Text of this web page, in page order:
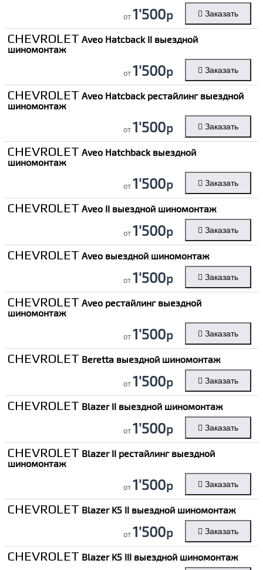
от1'500р Заказать
CHEVROLET Aveo Hatcback II выездной
шиномонтаж
от1'500р Заказать
CHEVROLET Aveo Hatcback рестайлинг выездной
шиномонтаж
от1'500р Заказать
CHEVROLET Aveo Hatchback выездной
шиномонтаж
от1'500р Заказать
CHEVROLET Aveo II выездной шиномонтаж
от1'500р Заказать
CHEVROLET Aveo выездной шиномонтаж
от1'500р Заказать
CHEVROLET Aveo рестайлинг выездной
шиномонтаж
от1'500р Заказать
CHEVROLET Beretta выездной шиномонтаж
от1'500р Заказать
CHEVROLET Blazer II выездной шиномонтаж
от1'500р Заказать
CHEVROLET Blazer II рестайлинг выездной
шиномонтаж
от1'500р Заказать
CHEVROLET Blazer K5 II выездной шиномонтаж
от1'500р Заказать
CHEVROLET Blazer K5 III выездной шиномонтаж